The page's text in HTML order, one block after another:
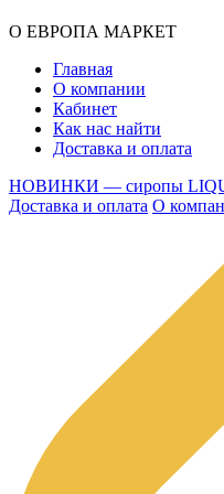
О ЕВРОПА МАРКЕТ
Главная
О компании
Кабинет
Как нас найти
Доставка и оплата
НОВИНКИ — сиропы
Доставка и оплата О